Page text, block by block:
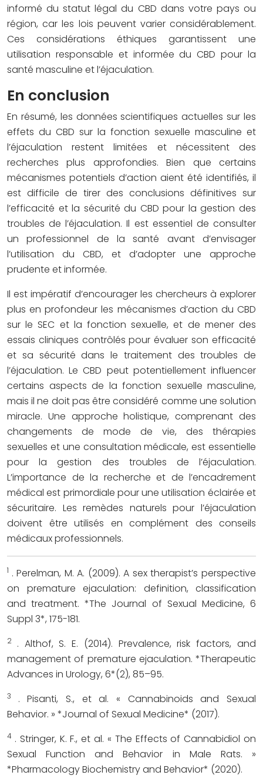
informé du statut légal du CBD dans votre pays ou
région, car les lois peuvent varier considérablement.
Ces considérations éthiques garantissent une
utilisation responsable et informée du CBD pour la
santé masculine et l’éjaculation.
En conclusion
En résumé, les données scientifiques actuelles sur les
effets du CBD sur la fonction sexuelle masculine et
l’éjaculation restent limitées et nécessitent des
recherches plus approfondies. Bien que certains
mécanismes potentiels d’action aient été identifiés, il
est difficile de tirer des conclusions définitives sur
l’efficacité et la sécurité du CBD pour la gestion des
troubles de l’éjaculation. Il est essentiel de consulter
un professionnel de la santé avant d’envisager
l’utilisation du CBD, et d’adopter une approche
prudente et informée.
Il est impératif d’encourager les chercheurs à explorer
plus en profondeur les mécanismes d’action du CBD
sur le SEC et la fonction sexuelle, et de mener des
essais cliniques contrôlés pour évaluer son efficacité
et sa sécurité dans le traitement des troubles de
l’éjaculation. Le CBD peut potentiellement influencer
certains aspects de la fonction sexuelle masculine,
mais il ne doit pas être considéré comme une solution
miracle. Une approche holistique, comprenant des
changements de mode de vie, des thérapies
sexuelles et une consultation médicale, est essentielle
pour la gestion des troubles de l’éjaculation.
L’importance de la recherche et de l’encadrement
médical est primordiale pour une utilisation éclairée et
sécuritaire. Les remèdes naturels pour l’éjaculation
doivent être utilisés en complément des conseils
médicaux professionnels.
1 . Perelman, M. A. (2009). A sex therapist’s perspective
on premature ejaculation: definition, classification
and treatment. *The Journal of Sexual Medicine, 6
Suppl 3*, 175-181.
2 . Althof, S. E. (2014). Prevalence, risk factors, and
management of premature ejaculation. *Therapeutic
Advances in Urology, 6*(2), 85–95.
3 . Pisanti, S., et al. « Cannabinoids and Sexual
Behavior. » *Journal of Sexual Medicine* (2017).
4 . Stringer, K. F., et al. « The Effects of Cannabidiol on
Sexual Function and Behavior in Male Rats. »
*Pharmacology Biochemistry and Behavior* (2020).